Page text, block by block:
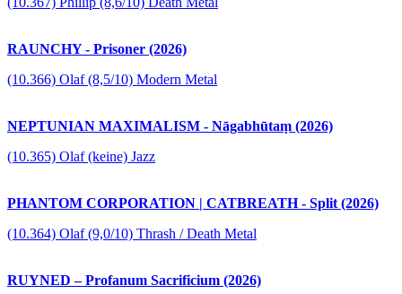
RAUNCHY - Prisoner (2026)
(10.366) Olaf (8,5/10) Modern Metal
NEPTUNIAN MAXIMALISM - Nāgabhūtaṃ (2026)
(10.365) Olaf (keine) Jazz
PHANTOM CORPORATION | CATBREATH - Split (2026)
(10.364) Olaf (9,0/10) Thrash / Death Metal
RUYNED – Profanum Sacrificium (2026)